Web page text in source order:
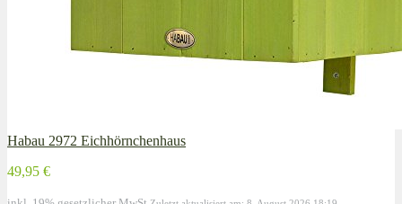
Habau 2972 Eichhörnchenhaus
49,95 €